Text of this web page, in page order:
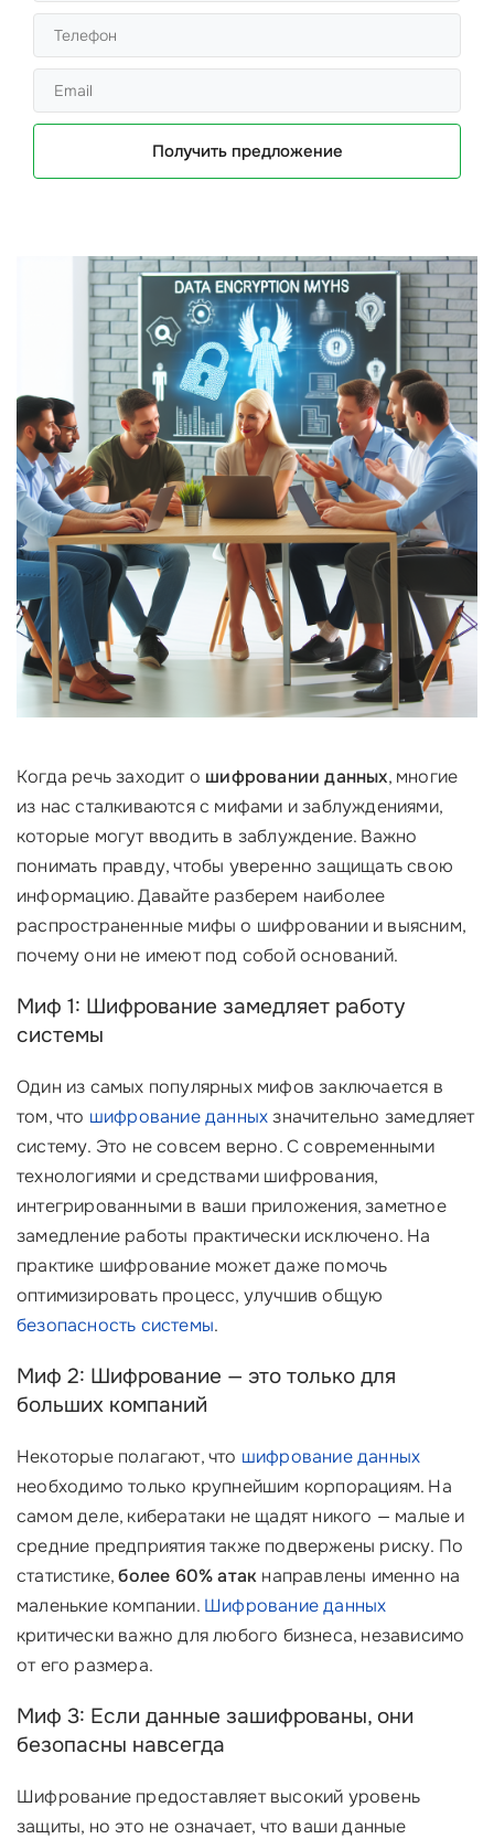
Получить предложение
Когда речь заходит о шифровании данных, многие
из нас сталкиваются с мифами и заблуждениями,
которые могут вводить в заблуждение. Важно
понимать правду, чтобы уверенно защищать свою
информацию. Давайте разберем наиболее
распространенные мифы о шифровании и выясним,
почему они не имеют под собой оснований.
Миф 1: Шифрование замедляет работу
системы
Один из самых популярных мифов заключается в
том, что шифрование данныхзначительно замедляет
систему. Это не совсем верно. С современными
технологиями и средствами шифрования,
интегрированными в ваши приложения, заметное
замедление работы практически исключено. На
практике шифрование может даже помочь
оптимизировать процесс, улучшив общую
безопасность системы.
Миф 2: Шифрование — это только для
больших компаний
Некоторые полагают, что шифрование данных
необходимо только крупнейшим корпорациям. На
самом деле, кибератаки не щадят никого — малые и
средние предприятия также подвержены риску. По
статистике,более 60% атак направлены именно на
маленькие компании. Шифрование данных
критически важно для любого бизнеса, независимо
от его размера.
Миф 3: Если данные зашифрованы, они
безопасны навсегда
Шифрование предоставляет высокий уровень
защиты, но это не означает, что ваши данные